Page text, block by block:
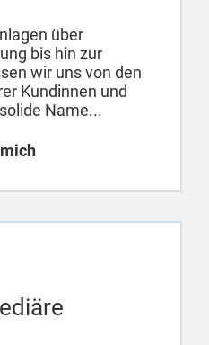
über
bis hin zur
wir uns von den
Kundinnen und
Name...